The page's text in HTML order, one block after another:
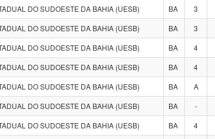
DO SUDOESTE DA BAHIA (UESB) BA 3
DO SUDOESTE DA BAHIA (UESB) BA 3
DO SUDOESTE DA BAHIA (UESB) BA 4
DO SUDOESTE DA BAHIA (UESB) BA 4
DO SUDOESTE DA BAHIA (UESB) BA A
DO SUDOESTE DA BAHIA (UESB) BA -
DO SUDOESTE DA BAHIA (UESB) BA 4